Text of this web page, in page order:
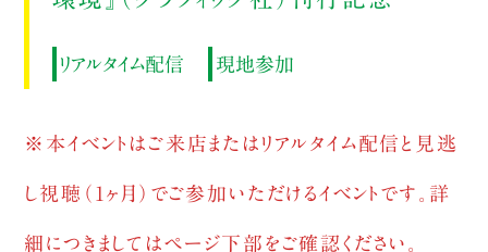
リアルタイム配信 現地参加
※本イベントはご来店またはリアルタイム配信と見逃
し視聴（1ヶ月）でご参加いただけるイベントです。詳
細につきましてはページ下部をご確認ください。